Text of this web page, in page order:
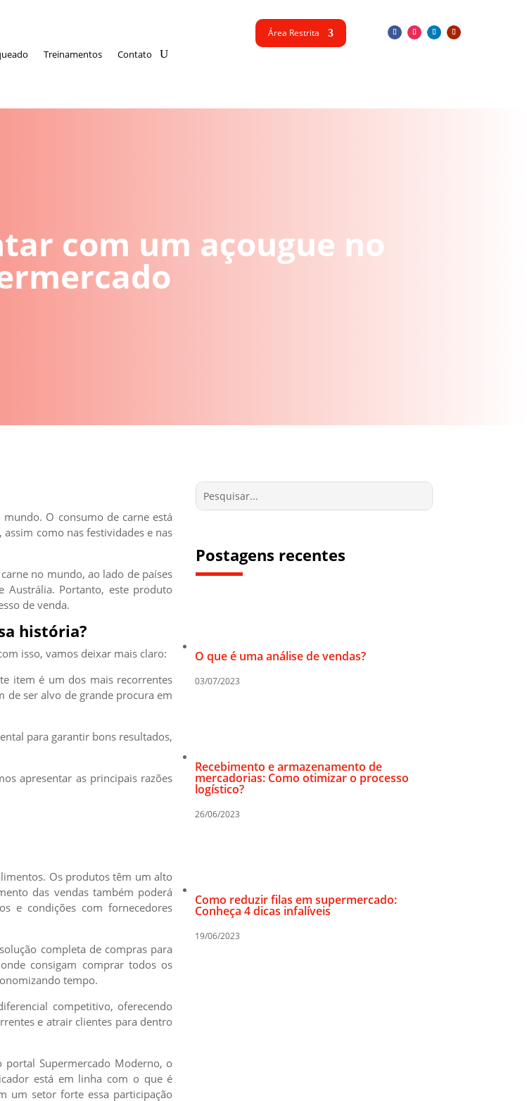
Treinamentos Contato
Área Restrita
com um açougue no
O consumo de carne está
como nas festividades e nas
no mundo, ao lado de países
Austrália. Portanto, este produto
de venda.
história?
isso, vamos deixar mais claro:
item é um dos mais recorrentes
de ser alvo de grande procura em
para garantir bons resultados,
apresentar as principais razões
Os produtos têm um alto
das vendas também poderá
e condições com fornecedores
completa de compras para
consigam comprar todos os
tempo.
competitivo, oferecendo
e atrair clientes para dentro
Supermercado Moderno, o
está em linha com o que é
um setor forte essa participação
Postagens recentes
O que é uma análise de vendas?
03/07/2023
Recebimento e armazenamento de
mercadorias: Como otimizar o processo
logístico?
26/06/2023
Como reduzir filas em supermercado:
Conheça 4 dicas infalíveis
19/06/2023